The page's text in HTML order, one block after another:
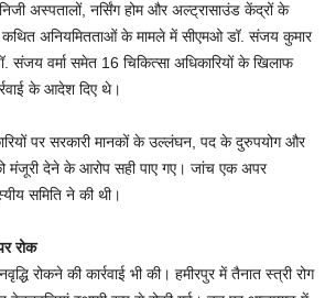
अस्पतालों, नर्सिंग होम और अल्ट्रासाउंड केंद्रों के
अनियमितताओं के मामले में सीएमओ डॉ. संजय कुमार
संजय वर्मा समेत 16 चिकित्सा अधिकारियों के खिलाफ
के आदेश दिए थे।
पर सरकारी मानकों के उल्लंघन, पद के दुरुपयोग और
मंजूरी देने के आरोप सही पाए गए। जांच एक अपर
समिति ने की थी।
रोक
रोकने की कार्रवाई भी की। हमीरपुर में तैनात स्त्री रोग